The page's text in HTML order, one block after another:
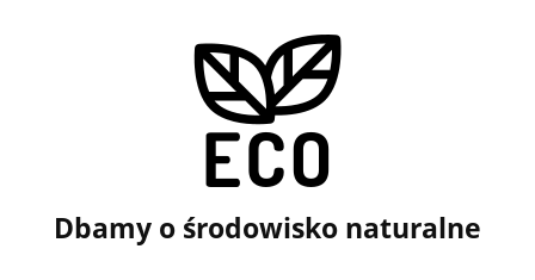
Dbamy o środowisko naturalne